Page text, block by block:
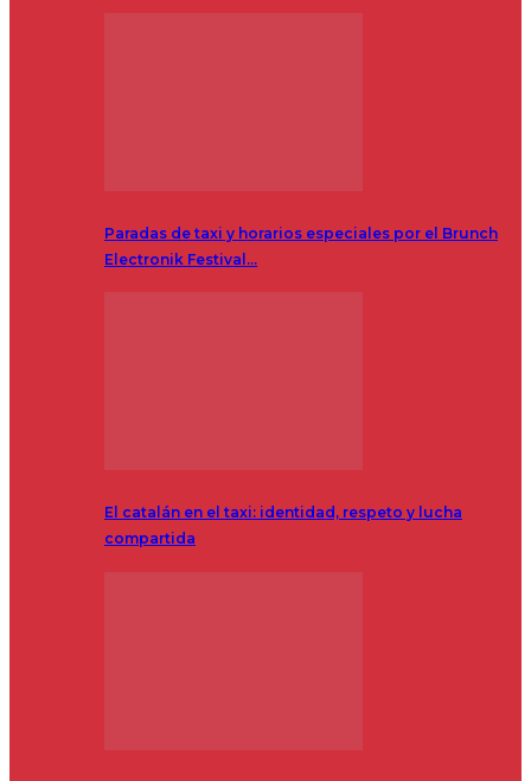
Paradas de taxi y horarios especiales por el Brunch
Electronik Festival…
El catalán en el taxi: identidad, respeto y lucha
compartida